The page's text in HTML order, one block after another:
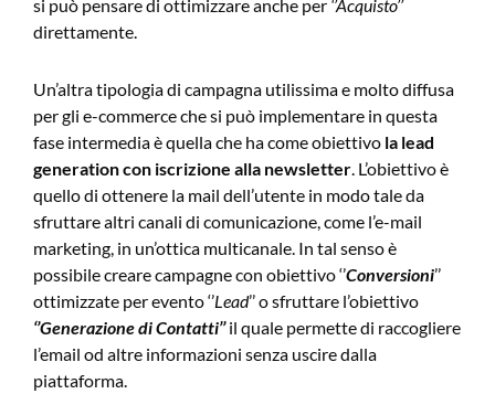
si può pensare di ottimizzare anche per ‘’Acquisto’’
direttamente.
Un’altra tipologia di campagna utilissima e molto diffusa
per gli e-commerce che si può implementare in questa
fase intermedia è quella che ha come obiettivo la lead
generation con iscrizione alla newsletter. L’obiettivo è
quello di ottenere la mail dell’utente in modo tale da
sfruttare altri canali di comunicazione, come l’e-mail
marketing, in un’ottica multicanale. In tal senso è
possibile creare campagne con obiettivo ‘’Conversioni’’
ottimizzate per evento ‘’Lead’’ o sfruttare l’obiettivo
‘’Generazione di Contatti’’il quale permette di raccogliere
l’email od altre informazioni senza uscire dalla
piattaforma.